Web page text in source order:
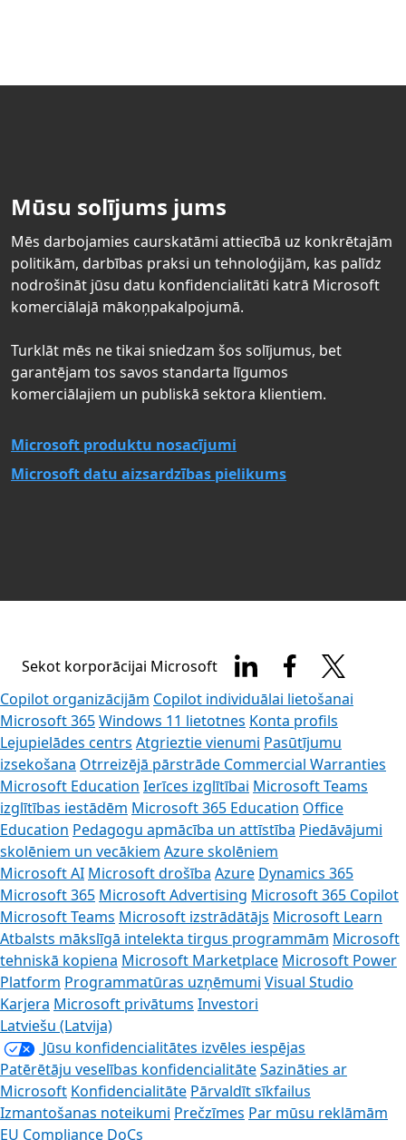
Mūsu solījums jums
Mēs darbojamies caurskatāmi attiecībā uz konkrētajām
politikām, darbības praksi un tehnoloģijām, kas palīdz
nodrošināt jūsu datu konfidencialitāti katrā Microsoft
komerciālajā mākoņpakalpojumā.
Turklāt mēs ne tikai sniedzam šos solījumus, bet
garantējam tos savos standarta līgumos
komerciālajiem un publiskā sektora klientiem.
Microsoft produktu nosacījumi
Microsoft datu aizsardzības pielikums
Sekot korporācijai Microsoft
Copilot organizācijām Copilot individuālai lietošanai
Microsoft 365Windows 11 lietotnes Konta profils
Lejupielādes centrs Atgrieztie vienumi Pasūtījumu
izsekošana Otrreizējā pārstrāde Commercial Warranties
Microsoft Education Ierīces izglītībai Microsoft Teams
izglītības iestādēm Microsoft 365 Education Office
Education Pedagogu apmācība un attīstība Piedāvājumi
skolēniem un vecākiem Azure skolēniem
Microsoft AI Microsoft drošība Azure Dynamics 365
Microsoft 365 Microsoft Advertising Microsoft 365 Copilot
Microsoft Teams Microsoft izstrādātājs Microsoft Learn
Atbalsts mākslīgā intelekta tirgus programmām Microsoft
tehniskā kopiena Microsoft Marketplace Microsoft Power
Platform Programmatūras uzņēmumi Visual Studio
Karjera Microsoft privātums Investori
Latviešu (Latvija)
Jūsu konfidencialitātes izvēles iespējas
Patērētāju veselības konfidencialitāteSazināties ar
Microsoft Konfidencialitāte Pārvaldīt sīkfailus
Izmantošanas noteikumi Prečzīmes Par mūsu reklāmām
EU Compliance DoCs